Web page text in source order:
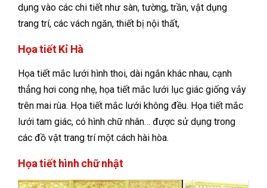
dụng vào các chi tiết như sàn, tường, trần, vật dụng
trang trí, các vách ngăn, thiết bị nội thất,
Họa tiết Kỉ Hà
Họa tiết mắc lưới hình thoi, dài ngắn khác nhau, cạnh
thẳng hơi cong nhẹ, họa tiết mắc lưới lục giác giống vảy
trên mai rùa. Họa tiết mắc lưới không đều. Họa tiết mắc
lưới tam giác, có hình chữ nhân… được sử dụng trong
các đồ vật trang trí một cách hài hòa.
Họa tiết hình chữ nhật